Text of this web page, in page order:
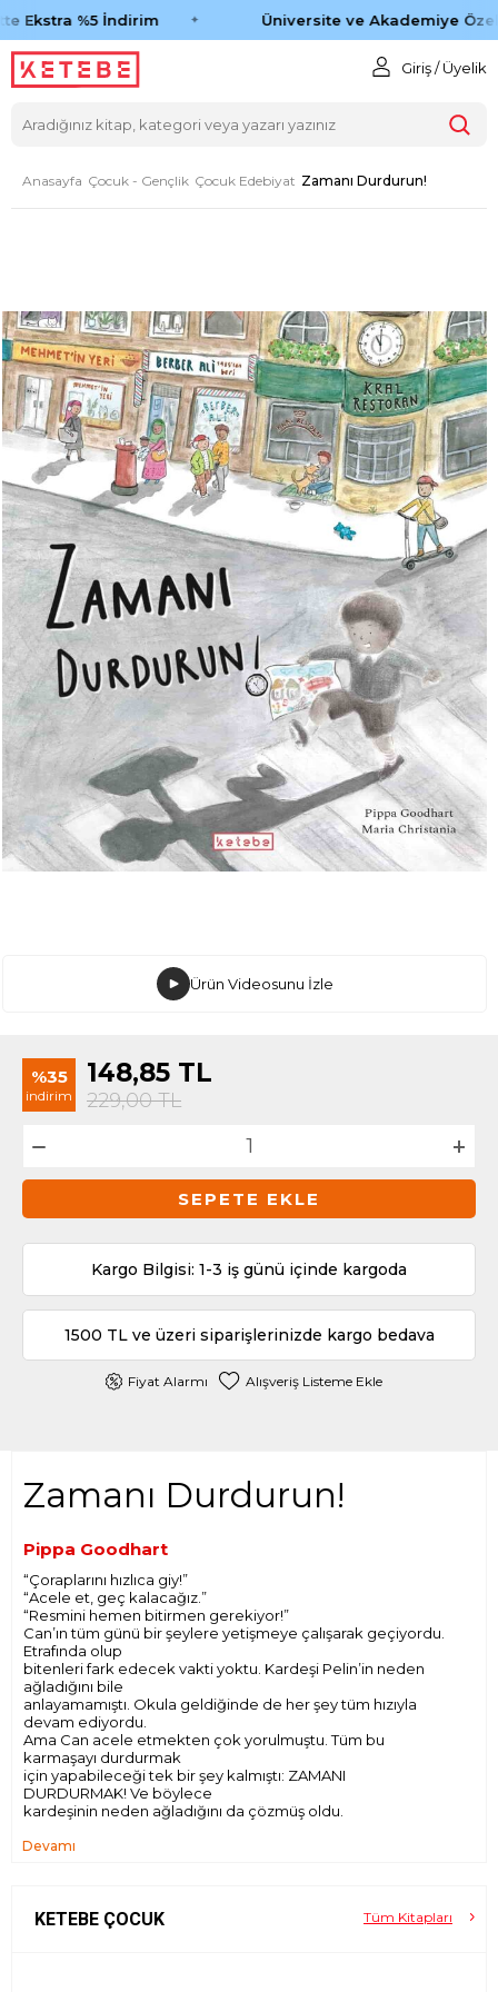
Ekstra %5 İndirim Üniversite ve Akademiye Özel
Giriş / Üyelik
Anasayfa Çocuk - Gençlik Çocuk Edebiyat Zamanı Durdurun!
Ürün Videosunu İzle
%35
indirim
148,85 TL
229,00TL
SEPETE EKLE
Kargo Bilgisi: 1-3 iş günü içinde kargoda
1500 TL ve üzeri siparişlerinizde kargo bedava
Fiyat Alarmı Alışveriş Listeme Ekle
Zamanı Durdurun!
Pippa Goodhart
“Çoraplarını hızlıca giy!”
“Acele et, geç kalacağız.”
“Resmini hemen bitirmen gerekiyor!”
Can’ın tüm günü bir şeylere yetişmeye çalışarak geçiyordu.
Etrafında olup
bitenleri fark edecek vakti yoktu. Kardeşi Pelin’in neden
ağladığını bile
anlayamamıştı. Okula geldiğinde de her şey tüm hızıyla
devam ediyordu.
Ama Can acele etmekten çok yorulmuştu. Tüm bu
karmaşayı durdurmak
için yapabileceği tek bir şey kalmıştı: ZAMANI
DURDURMAK! Ve böylece
kardeşinin neden ağladığını da çözmüş oldu.
Devamı
KETEBE ÇOCUK Tüm Kitapları